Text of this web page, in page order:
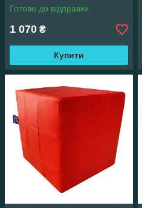
Готово до відправки
1 070 ₴
Купити